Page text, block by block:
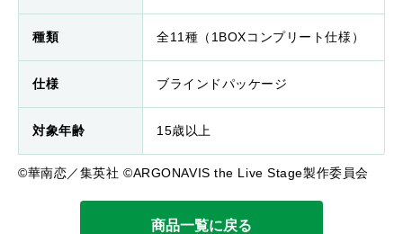
種類 全11種（1BOXコンプリート仕様）
仕様 ブラインドパッケージ
対象年齢 15歳以上
©華南恋／集英社 ©ARGONAVIS the Live Stage製作委員会
商品一覧に戻る